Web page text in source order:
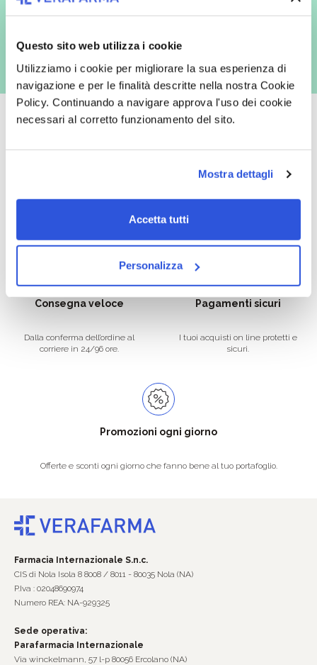
Questo sito web utilizza i cookie
Utilizziamo i cookie per migliorare la sua esperienza di
navigazione e per le finalità descritte nella nostra Cookie
Policy. Continuando a navigare approva l'uso dei cookie
necessari al corretto funzionamento del sito.
Mostra dettagli
Accetta tutti
Personalizza
con inviti e comunicazioni commerciali - e modalità tradizionali, quali ad
es. posta cartacea)
Catalogo prodotti ampio e completo
Con un acquisto minimo di 29.90 €
Spedizioni in tutta Europa a 20€.
Consegna veloce
Dalla conferma dell’ordine al
corriere in 24/96 ore.
Pagamenti sicuri
I tuoi acquisti on line protetti e
sicuri.
Promozioni ogni giorno
Offerte e sconti ogni giorno che fanno bene al tuo portafoglio.
Farmacia Internazionale S.n.c.
CIS di Nola Isola 8 8008 / 8011 - 80035 Nola (NA)
P.Iva : 02048690974
Numero REA: NA-929325
Sede operativa:
Parafarmacia Internazionale
Via winckelmann, 57 l-p 80056 Ercolano (NA)